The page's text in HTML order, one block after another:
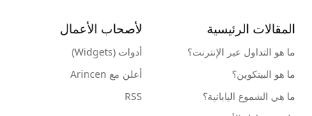
المقالات الرئيسية
ما هو التداول عبر الإنترنت؟
ما هو البيتكوين؟
ما هي الشموع اليابانية؟
لأصحاب الأعمال
أدوات (Widgets)
أعلن مع Arincen
RSS